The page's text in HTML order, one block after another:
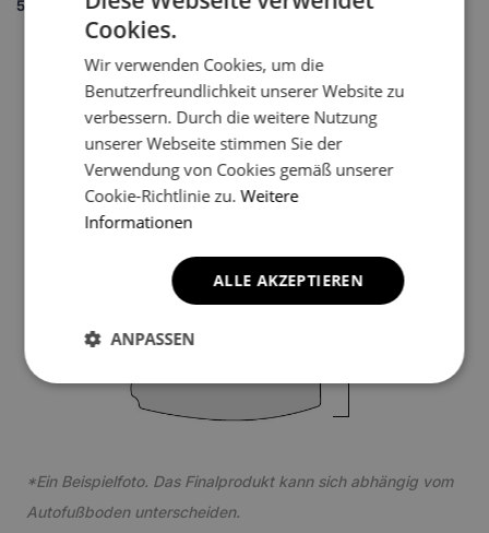
5. Set wählen
*Ein Beispielfoto. Das Finalprodukt kann sich abhängig vom
Autofußboden unterscheiden.
Cookies.
Wir verwenden Cookies, um die
Benutzerfreundlichkeit unserer Website zu
verbessern. Durch die weitere Nutzung
unserer Webseite stimmen Sie der
Verwendung von Cookies gemäß unserer
Cookie-Richtlinie zu.Weitere
Informationen
ALLE AKZEPTIEREN
ANPASSEN